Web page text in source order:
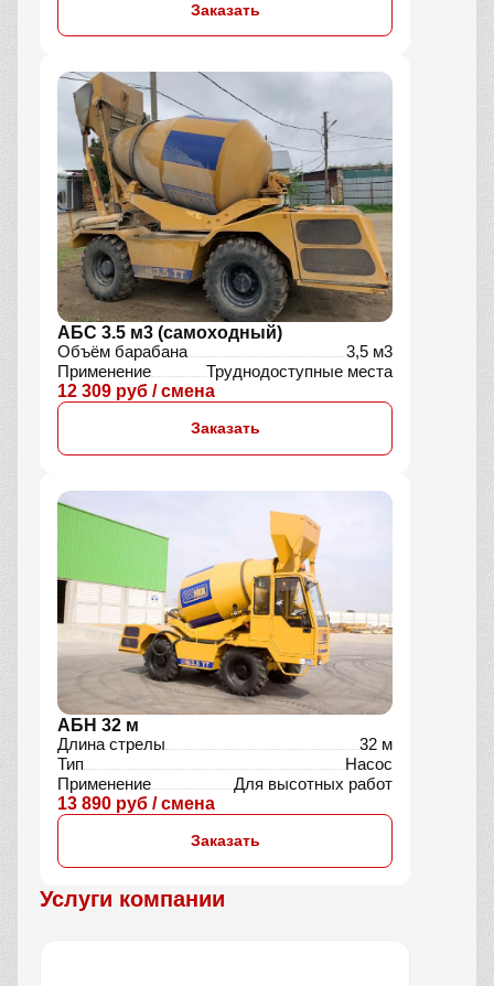
Заказать
АБС 3.5 м3 (самоходный)
Объём барабана
3,5 м3
Применение
Труднодоступные места
12 309 руб / смена
Заказать
АБН 32 м
Длина стрелы
32 м
Тип
Насос
Применение
Для высотных работ
13 890 руб / смена
Заказать
Услуги компании